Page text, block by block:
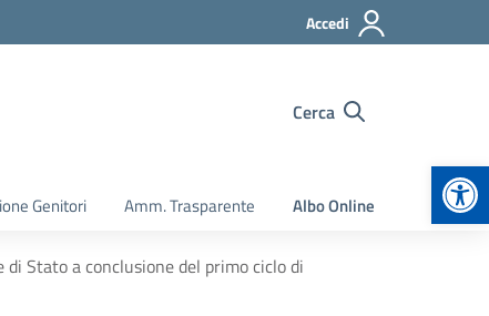
Accedi
Cerca
Genitori Amm. Trasparente Albo Online
di Stato a conclusione del primo ciclo di